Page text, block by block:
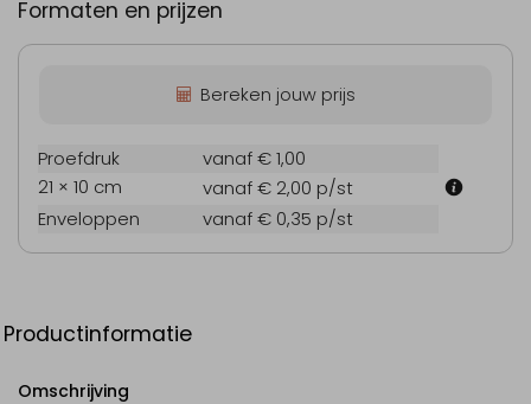
Formaten en prijzen
Bereken jouw prijs
Proefdruk
vanaf € 1,00
21 × 10 cm
vanaf € 2,00 p/st
Enveloppen
vanaf € 0,35 p/st
Productinformatie
Omschrijving